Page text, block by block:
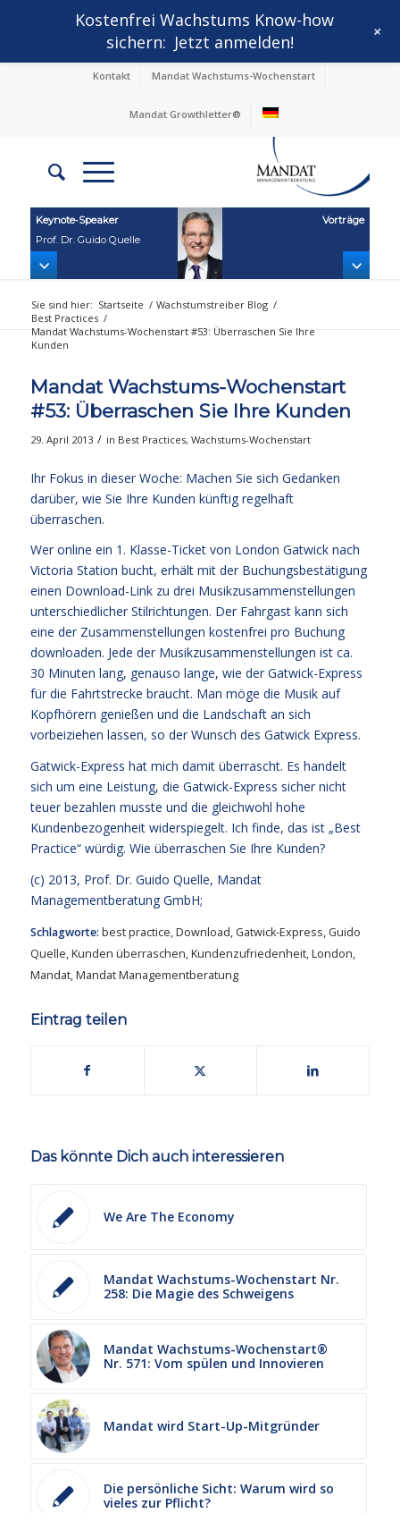
Kontakt Mandat Wachstums-Wochenstart
Mandat Growthletter®
Keynote‑Speaker
Prof. Dr. Guido Quelle
Vorträge
Sie sind hier: Startseite / Wachstumstreiber Blog /
Best Practices /
Mandat Wachstums-Wochenstart #53: Überraschen Sie Ihre
Kunden
Mandat Wachstums-Wochenstart
#53: Überraschen Sie Ihre Kunden
29. April 2013 / in Best Practices, Wachstums-Wochenstart
Ihr Fokus in dieser Woche: Machen Sie sich Gedanken
darüber, wie Sie Ihre Kunden künftig regelhaft
überraschen.
Wer online ein 1. Klasse-Ticket von London Gatwick nach
Victoria Station bucht, erhält mit der Buchungsbestätigung
einen Download-Link zu drei Musikzusammenstellungen
unterschiedlicher Stilrichtungen. Der Fahrgast kann sich
eine der Zusammenstellungen kostenfrei pro Buchung
downloaden. Jede der Musikzusammenstellungen ist ca.
30 Minuten lang, genauso lange, wie der Gatwick-Express
für die Fahrtstrecke braucht. Man möge die Musik auf
Kopfhörern genießen und die Landschaft an sich
vorbeiziehen lassen, so der Wunsch des Gatwick Express.
Gatwick-Express hat mich damit überrascht. Es handelt
sich um eine Leistung, die Gatwick-Express sicher nicht
teuer bezahlen musste und die gleichwohl hohe
Kundenbezogenheit widerspiegelt. Ich finde, das ist „Best
Practice“ würdig. Wie überraschen Sie Ihre Kunden?
(c) 2013, Prof. Dr. Guido Quelle, Mandat
Managementberatung GmbH;
Schlagworte: best practice,Download, Gatwick-Express, Guido
Quelle,Kunden überraschen,Kundenzufriedenheit,London,
Mandat,Mandat Managementberatung
Eintrag teilen
Das könnte Dich auch interessieren
We Are The Economy
Mandat Wachstums-Wochenstart Nr.
258: Die Magie des Schweigens
Mandat Wachstums-Wochenstart®
Nr. 571: Vom spülen und Innovieren
Mandat wird Start-Up-Mitgründer
Die persönliche Sicht: Warum wird so
vieles zur Pflicht?
Kostenfrei Wachstums Know-how
sichern: Jetzt anmelden! +